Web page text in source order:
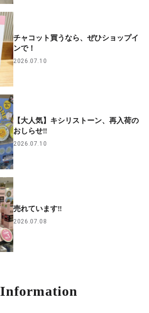
チャコット買うなら、ぜひショップイ
ンで！
2026.07.10
【大人気】キシリストーン、再入荷の
おしらせ‼
2026.07.10
売れています‼
2026.07.08
Information